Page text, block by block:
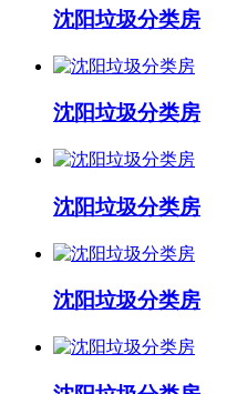
沈阳垃圾分类房
沈阳垃圾分类房
沈阳垃圾分类房
沈阳垃圾分类房